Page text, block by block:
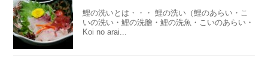
鯉の洗いとは・・・ 鯉の洗い（鯉のあらい・こ
いの洗い・鯉の洗膾・鯉の洗魚・こいのあらい・
Koi no arai...